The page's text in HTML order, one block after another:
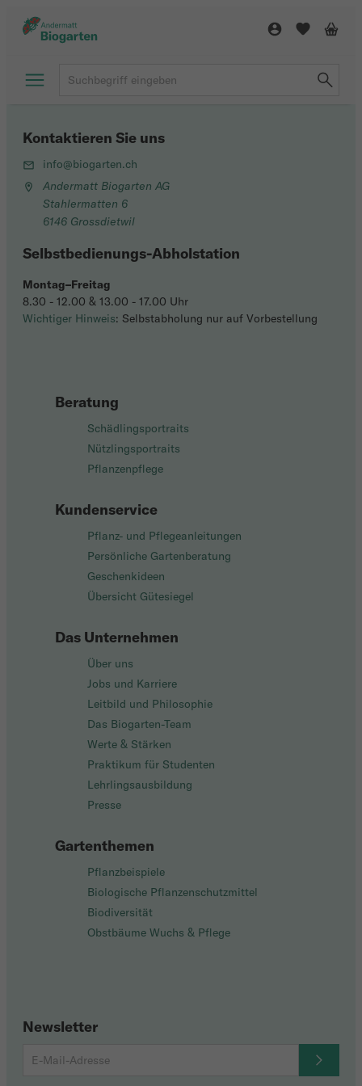
Beratung
Schädlingsportraits
Nützlingsportraits
Pflanzenpflege
Kundenservice
Pflanz- und Pflegeanleitungen
Persönliche Gartenberatung
Geschenkideen
Übersicht Gütesiegel
Das Unternehmen
Über uns
Jobs und Karriere
Leitbild und Philosophie
Das Biogarten-Team
Werte & Stärken
Praktikum für Studenten
Lehrlingsausbildung
Presse
Gartenthemen
Pflanzbeispiele
Biologische Pflanzenschutzmittel
Biodiversität
Obstbäume Wuchs & Pflege
Newsletter
Kontaktieren Sie uns
info@biogarten.ch
Andermatt Biogarten AG
Stahlermatten 6
6146 Grossdietwil
Selbstbedienungs-Abholstation
Montag–Freitag
8.30 - 12.00 & 13.00 - 17.00 Uhr
Wichtiger Hinweis: Selbstabholung nur auf Vorbestellung